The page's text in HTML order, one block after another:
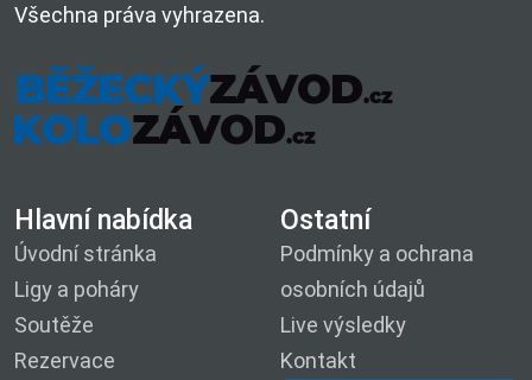
Všechna práva vyhrazena.
Hlavní nabídka
Úvodní stránka
Ligy a poháry
Soutěže
Rezervace
Ostatní
Podmínky a ochrana
osobních údajů
Live výsledky
Kontakt